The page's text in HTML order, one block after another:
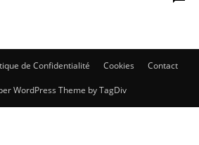
de Confidentialité Cookies Contact
WordPress Theme by TagDiv